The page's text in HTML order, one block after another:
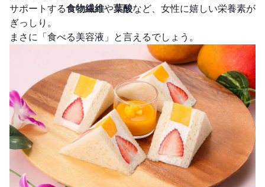
サポートする食物繊維や葉酸など、女性に嬉しい栄養素が
ぎっしり。
まさに「食べる美容液」と言えるでしょう。